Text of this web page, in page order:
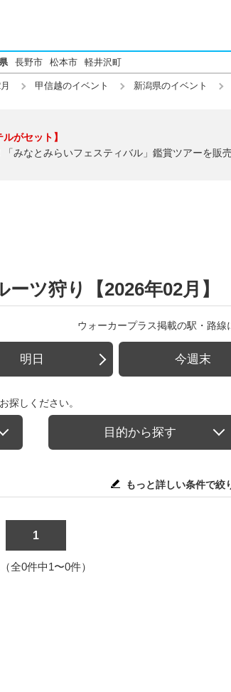
長野市 松本市 軽井沢町
甲信越のイベント 新潟県のイベント
がセット】
みなとみらいフェスティバル」鑑賞ツアーを販
ツ狩り【2026年02月】
ウォーカープラス掲載の駅・路線
明日 今週末
探しください。
目的から探す
もっと詳しい条件で絞
1
全0件中1〜0件）